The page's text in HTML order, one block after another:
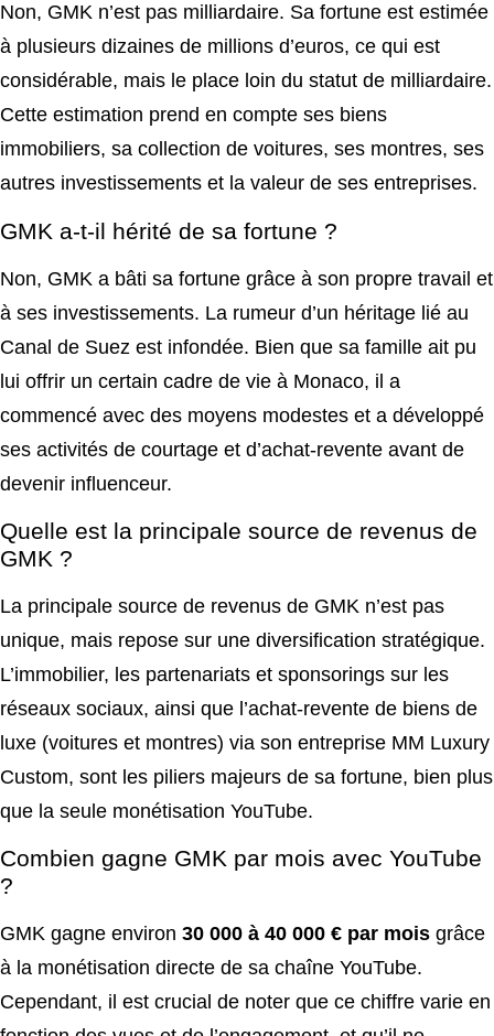
Non, GMK n’est pas milliardaire. Sa fortune est estimée
à plusieurs dizaines de millions d’euros, ce qui est
considérable, mais le place loin du statut de milliardaire.
Cette estimation prend en compte ses biens
immobiliers, sa collection de voitures, ses montres, ses
autres investissements et la valeur de ses entreprises.
GMK a-t-il hérité de sa fortune ?
Non, GMK a bâti sa fortune grâce à son propre travail et
à ses investissements. La rumeur d’un héritage lié au
Canal de Suez est infondée. Bien que sa famille ait pu
lui offrir un certain cadre de vie à Monaco, il a
commencé avec des moyens modestes et a développé
ses activités de courtage et d’achat-revente avant de
devenir influenceur.
Quelle est la principale source de revenus de
GMK ?
La principale source de revenus de GMK n’est pas
unique, mais repose sur une diversification stratégique.
L’immobilier, les partenariats et sponsorings sur les
réseaux sociaux, ainsi que l’achat-revente de biens de
luxe (voitures et montres) via son entreprise MM Luxury
Custom, sont les piliers majeurs de sa fortune, bien plus
que la seule monétisation YouTube.
Combien gagne GMK par mois avec YouTube
?
GMK gagne environ 30 000 à 40 000 € par mois grâce
à la monétisation directe de sa chaîne YouTube.
Cependant, il est crucial de noter que ce chiffre varie en